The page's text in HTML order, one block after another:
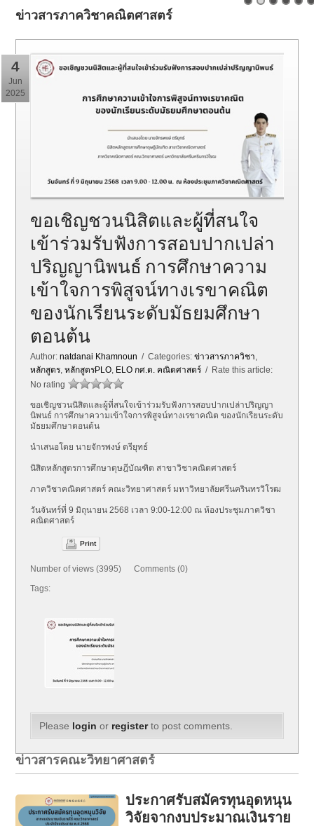
ข่าวสารภาควิชาคณิตศาสตร์
4
Jun
2025
ขอเชิญชวนนิสิตและผู้ที่สนใจ
เข้าร่วมรับฟังการสอบปากเปล่า
ปริญญานิพนธ์ การศึกษาความ
เข้าใจการพิสูจน์ทางเรขาคณิต
ของนักเรียนระดับมัธยมศึกษา
ตอนต้น
Author:natdanai Khamnoun / Categories:ข่าวสารภาควิชา,
หลักสูตร,หลักสูตรPLO, ELO กศ.ด. คณิตศาสตร์ / Rate this article:
No rating
ขอเชิญชวนนิสิตและผู้ที่สนใจเข้าร่วมรับฟังการสอบปากเปล่าปริญญา
นิพนธ์ การศึกษาความเข้าใจการพิสูจน์ทางเรขาคณิต ของนักเรียนระดับ
มัธยมศึกษาตอนต้น
นำเสนอโดย นายจักรพงษ์ ตรียุทธ์
นิสิตหลักสูตรการศึกษาดุษฎีบัณฑิต สาขาวิชาคณิตศาสตร์
ภาควิชาคณิตศาสตร์ คณะวิทยาศาสตร์ มหาวิทยาลัยศรีนครินทรวิโรฒ
วันจันทร์ที่ 9 มิถุนายน 2568 เวลา 9:00-12:00 ณ ห้องประชุมภาควิชา
คณิตศาสตร์
Print
Number of views (3995) Comments (0)
Tags:
Please login or registerto post comments.
ข่าวสารคณะวิทยาศาสตร์
ประกาศรับสมัครทุนอุดหนุน
วิจัยจากงบประมาณเงินราย